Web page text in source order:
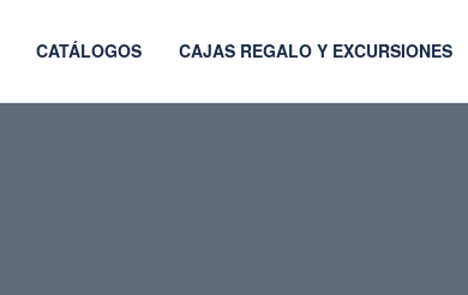
CATÁLOGOS CAJAS REGALO Y EXCURSIONES